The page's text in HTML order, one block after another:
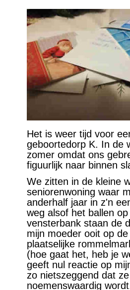
Het is weer tijd voor
geboortedorp K. In de
zomer omdat ons
figuurlijk naar binnen
We zitten in de kleine
seniorenwoning waar
anderhalf jaar in z'n
weg alsof het ballen
vensterbank staan de
mijn moeder ooit op
plaatselijke
(hoe gaat het, heb je
geeft nul reactie op
zo nietszeggend dat
noemenswaardig